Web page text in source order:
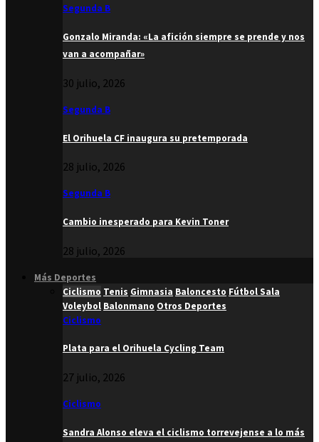
Segunda B
Gonzalo Miranda: «La afición siempre se prende y nos
van a acompañar»
30 julio, 2026
Segunda B
El Orihuela CF inaugura su pretemporada
28 julio, 2026
Segunda B
Cambio inesperado para Kevin Toner
28 julio, 2026
Más Deportes
Ciclismo Tenis Gimnasia Baloncesto Fútbol Sala
Voleybol Balonmano Otros Deportes
Ciclismo
Plata para el Orihuela Cycling Team
27 julio, 2026
Ciclismo
Sandra Alonso eleva el ciclismo torrevejense a lo más